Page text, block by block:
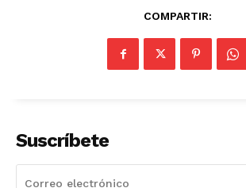
COMPARTIR:
Suscríbete